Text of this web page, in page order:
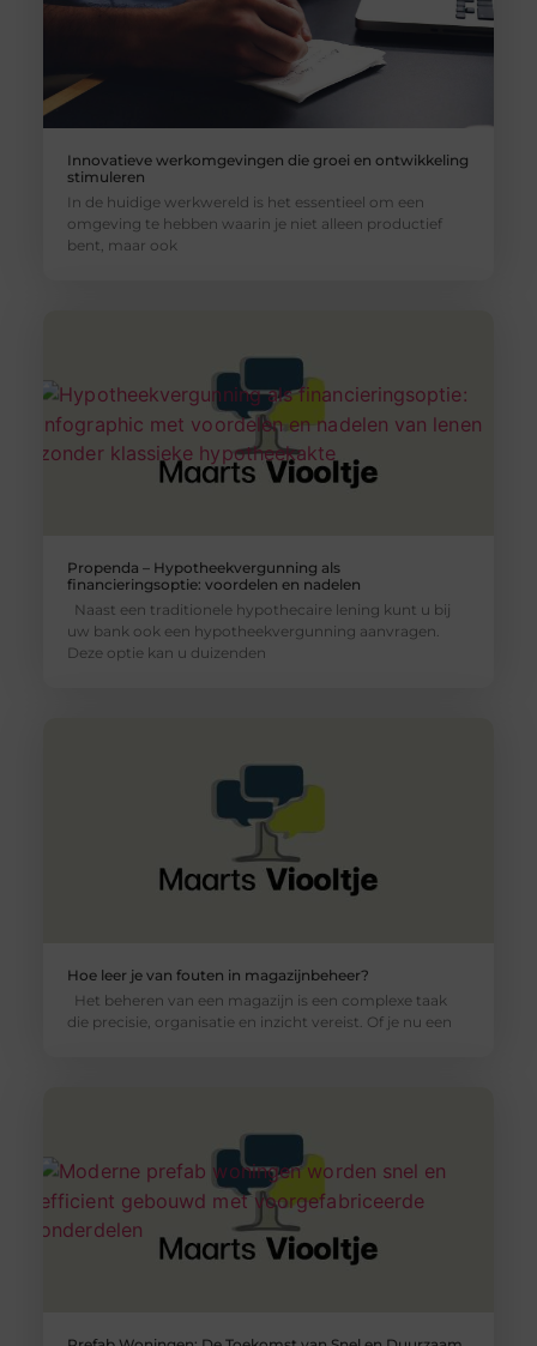
Innovatieve werkomgevingen die groei en ontwikkeling
stimuleren
In de huidige werkwereld is het essentieel om een
omgeving te hebben waarin je niet alleen productief
bent, maar ook
Propenda – Hypotheekvergunning als
financieringsoptie: voordelen en nadelen
Naast een traditionele hypothecaire lening kunt u bij
uw bank ook een hypotheekvergunning aanvragen.
Deze optie kan u duizenden
Hoe leer je van fouten in magazijnbeheer?
Het beheren van een magazijn is een complexe taak
die precisie, organisatie en inzicht vereist. Of je nu een